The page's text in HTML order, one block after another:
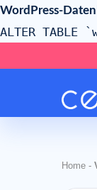
WordPress-
ALTER
Home -